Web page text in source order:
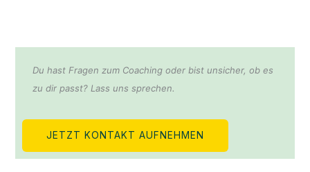
Du hast Fragen zum Coaching oder bist unsicher, ob es
zu dir passt? Lass uns sprechen.
JETZT KONTAKT AUFNEHMEN